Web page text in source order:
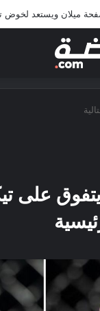
يتفوق على